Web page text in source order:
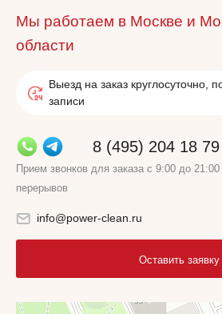
Мы работаем в Москве и
области
Выезд на заказ круглосуточно,
записи
8 (495) 204 18 79
Прием звонков для заказа с 9:00 до
перерывов
info@power-clean.ru
Оставить заявку